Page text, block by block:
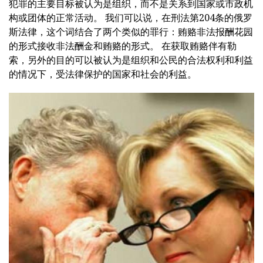
犯罪的主要目标被认为是组织，而不是关系到国家或市政机
构或团体的正常活动。 我们可以说，在刑法第204条的俄罗
斯法律，这个词结合了两个类似的罪行：贿赂非法报酬花园
的形式接收非法酬金和贿赂的形式。 在获取贿赂伴有勒
索，另外的目的可以被认为是组织和公民的合法权利和利益
的情况下，受法律保护的国家和社会的利益。